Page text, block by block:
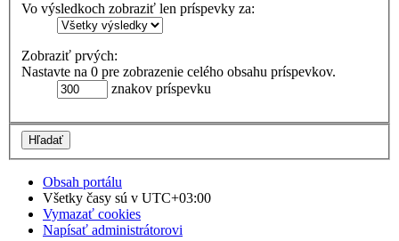
Vo výsledkoch zobraziť len príspevky za:
Zobraziť prvých:
Nastavte na 0 pre zobrazenie celého obsahu príspevkov.
znakov príspevku
Obsah portálu
Všetky časy sú v UTC+03:00
Vymazať cookies
Napísať administrátorovi